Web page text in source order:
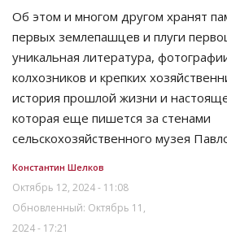
Об этом и многом другом хранят
первых землепашцев и плуги
уникальная литература,
колхозников и крепких
история прошлой жизни и
которая еще пишется за стенами
сельскохозяйственного музея
Константин Шелков
Октябрь 12, 2024 - 11:08
Обновленный: Октябрь 11,
2024 - 17:21